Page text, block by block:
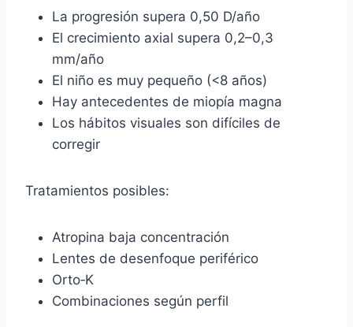
La progresión supera 0,50 D/año
El crecimiento axial supera 0,2–0,3
mm/año
El niño es muy pequeño (<8 años)
Hay antecedentes de miopía magna
Los hábitos visuales son difíciles de
corregir
Tratamientos posibles:
Atropina baja concentración
Lentes de desenfoque periférico
Orto‑K
Combinaciones según perfil